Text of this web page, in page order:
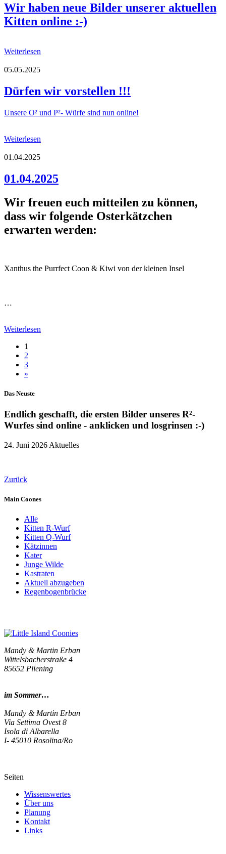
Wir haben neue Bilder unserer aktuellen
Kitten online :-)
Weiterlesen
05.05.2025
Dürfen wir vorstellen !!!
Unsere O² und P²- Würfe sind nun online!
Weiterlesen
01.04.2025
01.04.2025
Wir freuen euch mitteilen zu können,
dass wir folgende Osterkätzchen
erwarten werden:
Xanthus the Purrfect Coon & Kiwi von der kleinen Insel
…
Weiterlesen
1
2
3
»
Das Neuste
Endlich geschafft, die ersten Bilder unseres R²-
Wurfes sind online - anklicken und losgrinsen :-)
24. Juni 2026 Aktuelles
Zurück
Main Coones
Alle
Kitten R-Wurf
Kitten Q-Wurf
Kätzinnen
Kater
Junge Wilde
Kastraten
Aktuell abzugeben
Regenbogenbrücke
Mandy & Martin Erban
Wittelsbacherstraße 4
85652 Pliening
im Sommer…
Mandy & Martin Erban
Via Settima Ovest 8
Isola di Albarella
I- 45010 Rosolina/Ro
Seiten
Wissenswertes
Über uns
Planung
Kontakt
Links